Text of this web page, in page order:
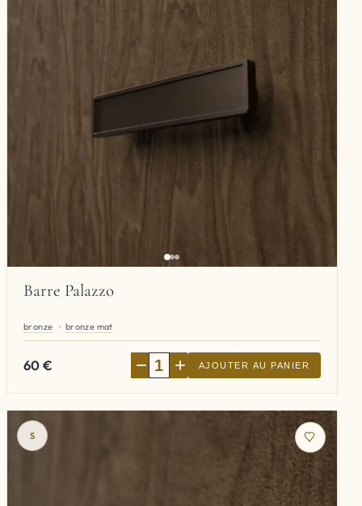
Barre Palazzo
bronze bronze mat
60€ − + AJOUTER AU PANIER
S